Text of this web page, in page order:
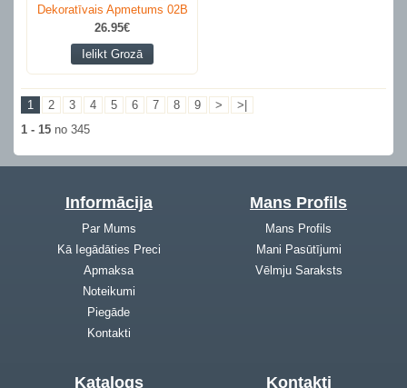
Dekoratīvais Apmetums 02B
26.95€
Ielikt Grozā
1 2 3 4 5 6 7 8 9 >
>|
1 - 15 no 345
Informācija
Par Mums
Kā Iegādāties Preci
Apmaksa
Noteikumi
Piegāde
Kontakti
Mans Profils
Mans Profils
Mani Pasūtījumi
Vēlmju Saraksts
Katalogs Kontakti